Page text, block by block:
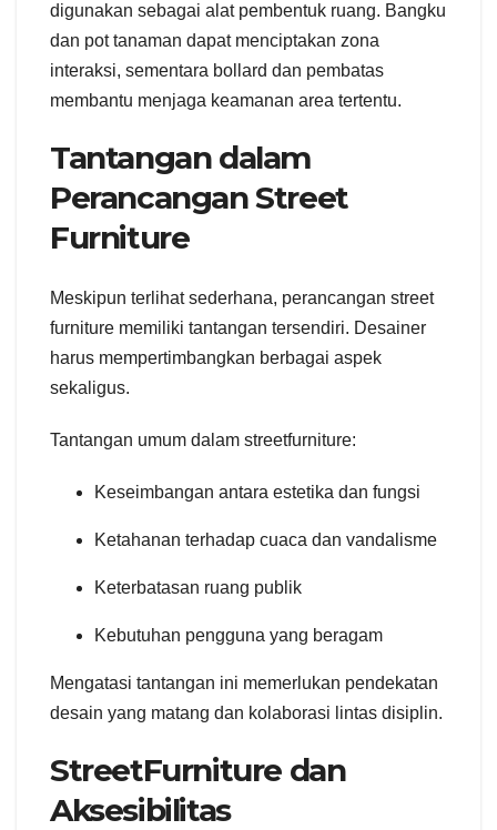
digunakan sebagai alat pembentuk ruang. Bangku
dan pot tanaman dapat menciptakan zona
interaksi, sementara bollard dan pembatas
membantu menjaga keamanan area tertentu.
Tantangan dalam
Perancangan Street
Furniture
Meskipun terlihat sederhana, perancangan street
furniture memiliki tantangan tersendiri. Desainer
harus mempertimbangkan berbagai aspek
sekaligus.
Tantangan umum dalam streetfurniture:
Keseimbangan antara estetika dan fungsi
Ketahanan terhadap cuaca dan vandalisme
Keterbatasan ruang publik
Kebutuhan pengguna yang beragam
Mengatasi tantangan ini memerlukan pendekatan
desain yang matang dan kolaborasi lintas disiplin.
StreetFurniture dan
Aksesibilitas